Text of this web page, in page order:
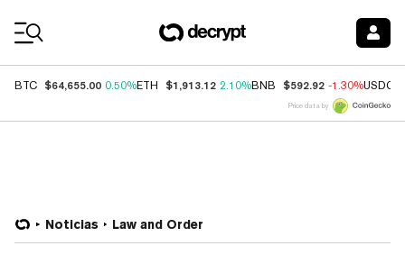
BTC $64,655.00 0.50%ETH $1,913.12 2.10%BNB $592.92 -1.30%USDC
Price data by
Noticias Law and Order